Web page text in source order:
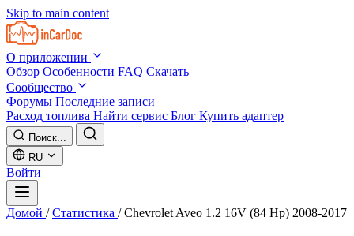
Skip to main content
О приложении
Обзор Особенности FAQ Скачать
Сообщество
Форумы Последние записи
Расход топлива Найти сервис Блог Купить адаптер
Поиск...
RU
Войти
Домой / Статистика / Chevrolet Aveo 1.2 16V (84 Hp) 2008-2017